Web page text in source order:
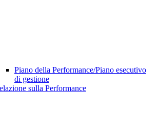
Piano della Performance/Piano esecutivo
di gestione
sulla Performance